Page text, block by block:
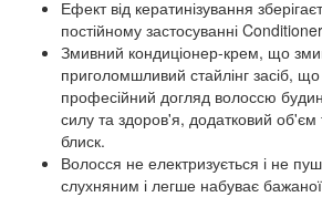
Ефект від кератинізування
постійному застосуванні
Змивний кондиціонер-крем, що
приголомшливий стайлінг засіб,
професійний догляд волоссю
силу та здоров'я, додатковий
блиск.
Волосся не електризується і не
слухняним і легше набуває